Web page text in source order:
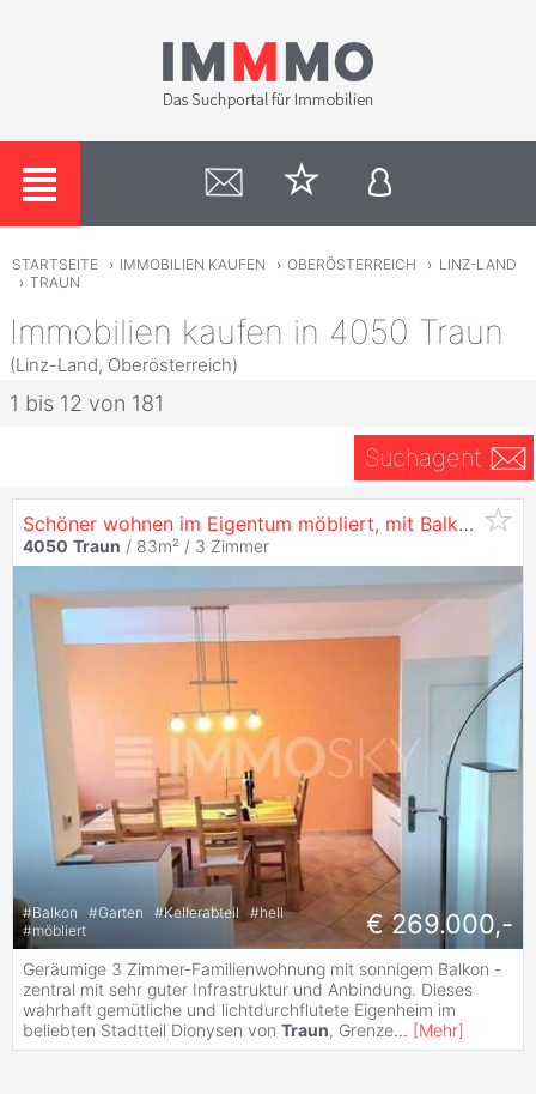
STARTSEITE › IMMOBILIEN KAUFEN › OBERÖSTERREICH › LINZ-LAND
› TRAUN
Immobilien kaufen in 4050 Traun
(Linz-Land, Oberösterreich)
1 bis 12 von 181
Suchagent
Schöner wohnen im Eigentum möbliert, mit Balkon in
4050 Traun / 83m² / 3 Zimmer
#Balkon #Garten #Kellerabteil #hell
#möbliert € 269.000,-
Geräumige 3 Zimmer-Familienwohnung mit sonnigem Balkon -
zentral mit sehr guter Infrastruktur und Anbindung. Dieses
wahrhaft gemütliche und lichtdurchflutete Eigenheim im
beliebten Stadtteil Dionysen von Traun, Grenze... [Mehr]